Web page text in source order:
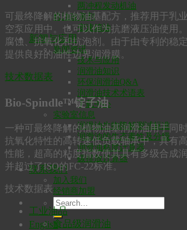
两冲程发动机油
机油改善剂
变速箱油
新闻与应用
新闻资讯
技术与应用
润滑油知识
环保润滑油Q&A
润滑油技术术语表
下载中心
实验室信息
润滑油生物降解测试标准
润滑油的生态毒性及分级
润滑油粘度计算器
碳排放计算器
联系我们
加入我们
经销商加盟
English
可最终降解的植物油基配方，推荐用于乳
空泵应用中。也可以作为抗磨液压油使用
腐蚀、抗氧化和抗泡剂。由于由专利的稳
提供良好的油性边界润滑膜。
技术数据表
Bio-Spindle™锭子油
一种可最终降解的植物油基润滑油用于同
抗氧化特性的高转速低负载轴承中，具有
性能，超高的粘度指数使其具有多级合成
并超过了ISO的FC-22标准。
技术数据表
工业油品
食品级润滑油